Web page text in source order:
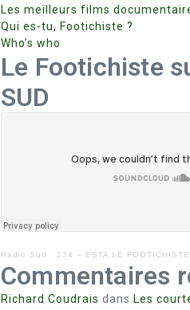
Les meilleurs films
Qui es-tu, Footichiste ?
Who’s who
Le Footichiste
SUD
Radio Sud · 234 – ESTA LE FOOTICHISTE
Commentaires
Richard Coudrais dans Les